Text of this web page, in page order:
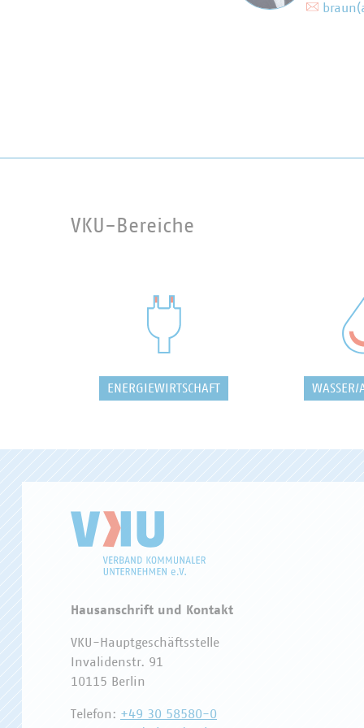
VKU-Bereiche
ENERGIEWIRTSCHAFT WASSER/
Hausanschrift und Kontakt
VKU-Hauptgeschäftsstelle
Invalidenstr. 91
10115 Berlin
Telefon: +49 30 58580-0